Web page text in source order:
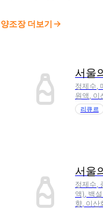
양조장 더보기
서울
정제수,
원액, 이
리큐르
서울
정제수,
액), 백
향, 이산